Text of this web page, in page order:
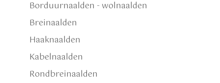
Borduurnaalden - wolnaalden
Breinaalden
Haaknaalden
Kabelnaalden
Rondbreinaalden